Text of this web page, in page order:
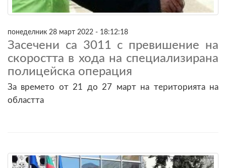
понеделник 28 март 2022 - 18:12:18
Засечени са 3011 с превишение на
скоростта в хода на специализирана
полицейска операция
За времето от 21 до 27 март на територията на
областта